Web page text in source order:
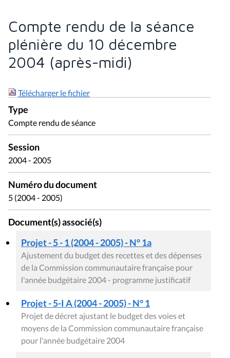
Compte rendu de la séance
plénière du 10 décembre
2004 (après-midi)
Télécharger le fichier
Type
Compte rendu de séance
Session
2004 - 2005
Numéro du document
5 (2004 - 2005)
Document(s) associé(s)
Projet - 5 - 1 (2004 - 2005) - N° 1a
Ajustement du budget des recettes et des dépenses
de la Commission communautaire française pour
l'année budgétaire 2004 - programme justificatif
Projet - 5-I A (2004 - 2005) - N° 1
Projet de décret ajustant le budget des voies et
moyens de la Commission communautaire française
pour l'année budgétaire 2004